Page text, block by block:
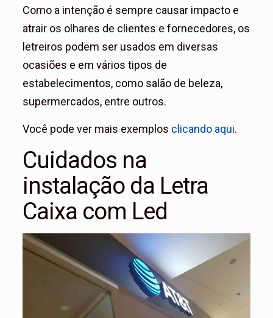
Como a intenção é sempre causar impacto e
atrair os olhares de clientes e fornecedores, os
letreiros podem ser usados em diversas
ocasiões e em vários tipos de
estabelecimentos, como salão de beleza,
supermercados, entre outros.
Você pode ver mais exemplos clicando aqui.
Cuidados na
instalação da Letra
Caixa com Led